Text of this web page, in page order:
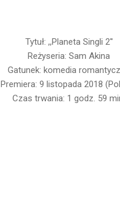
Tytuł: ,,Planeta Singli 2''
Reżyseria: Sam Akina
Gatunek: komedia
Premiera: 9 listopada 2018
Czas trwania: 1 godz. 59